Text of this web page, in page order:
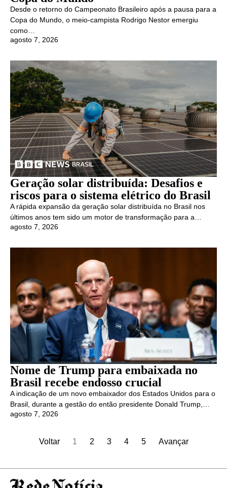
Desde o retorno do Campeonato Brasileiro após a pausa para a
Copa do Mundo, o meio-campista Rodrigo Nestor emergiu
como…
agosto 7, 2026
Geração solar distribuída: Desafios e
riscos para o sistema elétrico do Brasil
A rápida expansão da geração solar distribuída no Brasil nos
últimos anos tem sido um motor de transformação para a…
agosto 7, 2026
Nome de Trump para embaixada no
Brasil recebe endosso crucial
A indicação de um novo embaixador dos Estados Unidos para o
Brasil, durante a gestão do então presidente Donald Trump,…
agosto 7, 2026
Voltar 1 2 3 4 5 Avançar